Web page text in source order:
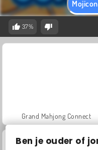
Ben je ouder of
37%
Grand Mahjong Connect